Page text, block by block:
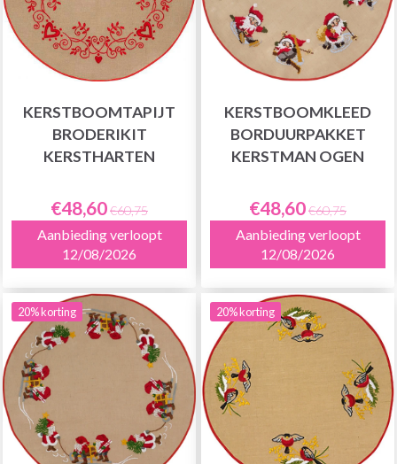
KERSTBOOMTAPIJT
BRODERIKIT
KERSTHARTEN
€48,60€60,75
Aanbieding verloopt
12/08/2026
KERSTBOOMKLEED
BORDUURPAKKET
KERSTMAN OGEN
€48,60€60,75
Aanbieding verloopt
12/08/2026
20% korting 20% korting